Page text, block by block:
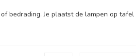
bedrading. Je plaatst de lampen op